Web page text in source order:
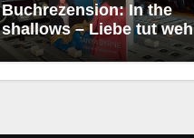
Buchrezension: In the
shallows – Liebe tut weh